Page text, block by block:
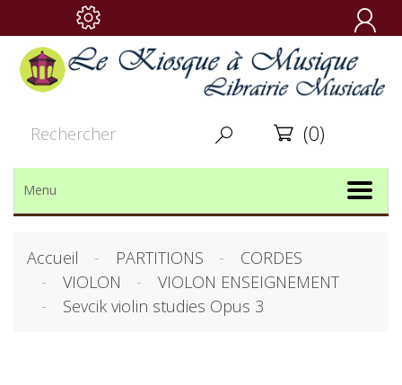

  (0)
Menu
Accueil PARTITIONS
CORDES
VIOLON
VIOLON ENSEIGNEMENT
Sevcik violin studies Opus 3